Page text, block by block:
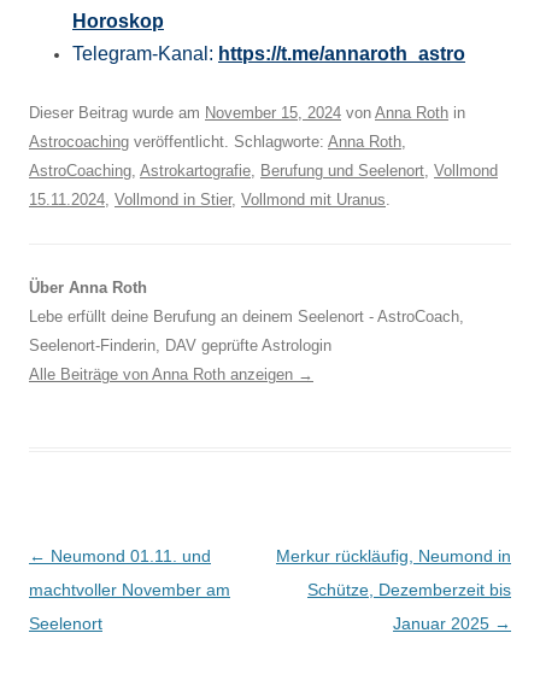
Horoskop
Telegram-Kanal: https://t.me/annaroth_astro
Dieser Beitrag wurde am November 15, 2024 von Anna Roth in
Astrocoaching veröffentlicht. Schlagworte: Anna Roth,
AstroCoaching, Astrokartografie, Berufung und Seelenort, Vollmond
15.11.2024, Vollmond in Stier, Vollmond mit Uranus.
Über Anna Roth
Lebe erfüllt deine Berufung an deinem Seelenort - AstroCoach,
Seelenort-Finderin, DAV geprüfte Astrologin
Alle Beiträge von Anna Roth anzeigen →
Beitragsnavigation
← Neumond 01.11. und
machtvoller November am
Seelenort
Merkur rückläufig, Neumond in
Schütze, Dezemberzeit bis
Januar 2025 →